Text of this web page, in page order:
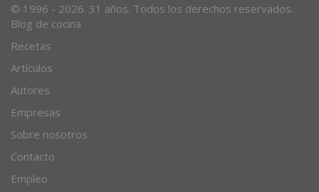
© 1996 - 2026. 31 años. Todos los derechos reservados.
Blog de cocina
Recetas
Artículos
Autores
Empresas
Sobre nosotros
Contacto
Empleo